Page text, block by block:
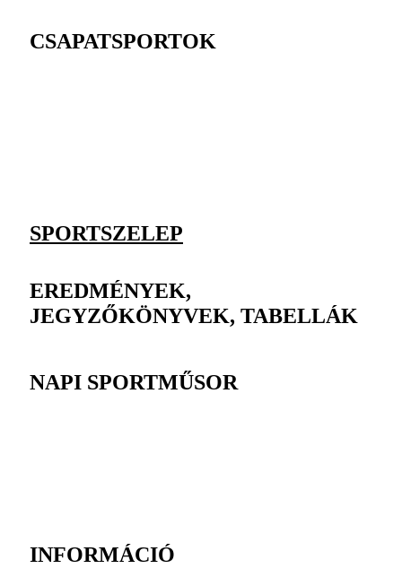
CSAPATSPORTOK
SPORTSZELEP
EREDMÉNYEK,
JEGYZŐKÖNYVEK, TABELLÁK
NAPI SPORTMŰSOR
INFORMÁCIÓ